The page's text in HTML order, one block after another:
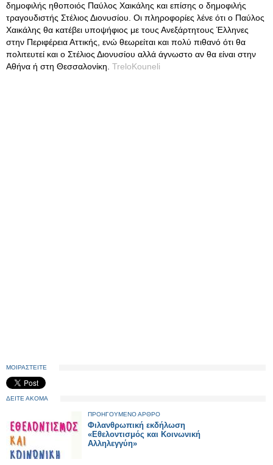
δημοφιλής ηθοποιός Παύλος Χαικάλης και επίσης ο δημοφιλής
τραγουδιστής Στέλιος Διονυσίου. Οι πληροφορίες λένε ότι ο Παύλος
Χαικάλης θα κατέβει υποψήφιος με τους Ανεξάρτητους Έλληνες
στην Περιφέρεια Αττικής, ενώ θεωρείται και πολύ πιθανό ότι θα
πολιτευτεί και ο Στέλιος Διονυσίου αλλά άγνωστο αν θα είναι στην
Αθήνα ή στη Θεσσαλονίκη. TreloKouneli
ΜΟΙΡΑΣΤΕΙΤΕ
ΔΕΙΤΕ ΑΚΟΜΑ
ΠΡΟΗΓΟΥΜΕΝΟ ΑΡΘΡΟ
Φιλανθρωπική εκδήλωση
«Εθελοντισμός και Κοινωνική
Αλληλεγγύη»